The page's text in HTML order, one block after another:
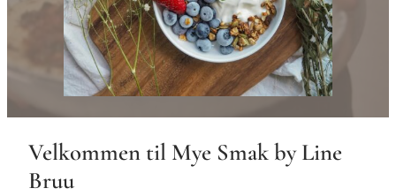
Velkommen til Mye Smak by Line
Bruu